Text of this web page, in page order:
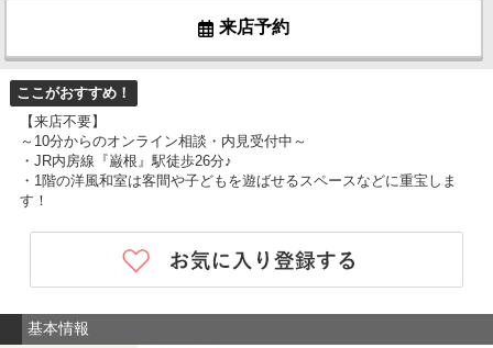
来店予約
ここがおすすめ！
【来店不要】
～10分からのオンライン相談・内見受付中～
・JR内房線『巌根』駅徒歩26分♪
・1階の洋風和室は客間や子どもを遊ばせるスペースなどに重宝しま
す！
基本情報